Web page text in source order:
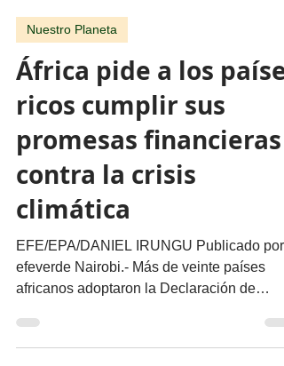
7 sept 2023
3 min de lectura
Nuestro Planeta
África pide a los países
ricos cumplir sus
promesas financieras
contra la crisis
climática
EFE/EPA/DANIEL IRUNGU Publicado por:
efeverde Nairobi.- Más de veinte países
africanos adoptaron la Declaración de